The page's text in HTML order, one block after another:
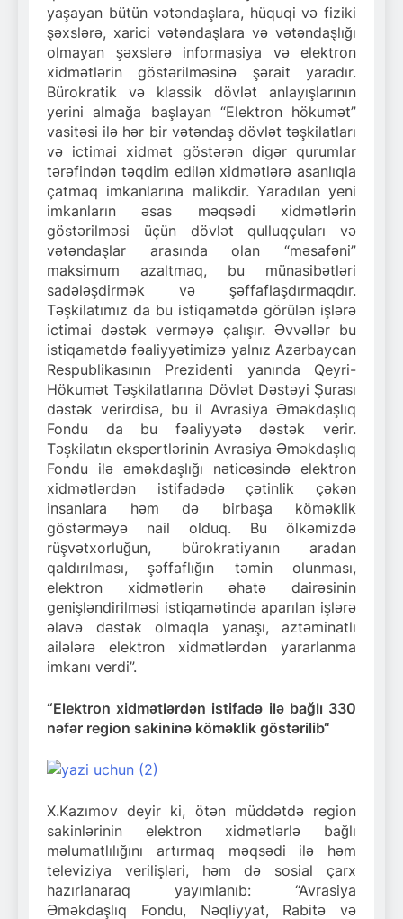
yaşayan bütün vətəndaşlara, hüquqi və fiziki
şəxslərə, xarici vətəndaşlara və vətəndaşlığı
olmayan şəxslərə informasiya və elektron
xidmətlərin göstərilməsinə şərait yaradır.
Bürokratik və klassik dövlət anlayışlarının
yerini almağa başlayan “Elektron hökumət”
vasitəsi ilə hər bir vətəndaş dövlət təşkilatları
və ictimai xidmət göstərən digər qurumlar
tərəfindən təqdim edilən xidmətlərə asanlıqla
çatmaq imkanlarına malikdir. Yaradılan yeni
imkanların əsas məqsədi xidmətlərin
göstərilməsi üçün dövlət qulluqçuları və
vətəndaşlar arasında olan “məsafəni”
maksimum azaltmaq, bu münasibətləri
sadələşdirmək və şəffaflaşdırmaqdır.
Təşkilatımız da bu istiqamətdə görülən işlərə
ictimai dəstək verməyə çalışır. Əvvəllər bu
istiqamətdə fəaliyyətimizə yalnız Azərbaycan
Respublikasının Prezidenti yanında Qeyri-
Hökumət Təşkilatlarına Dövlət Dəstəyi Şurası
dəstək verirdisə, bu il Avrasiya Əməkdaşlıq
Fondu da bu fəaliyyətə dəstək verir.
Təşkilatın ekspertlərinin Avrasiya Əməkdaşlıq
Fondu ilə əməkdaşlığı nəticəsində elektron
xidmətlərdən istifadədə çətinlik çəkən
insanlara həm də birbaşa köməklik
göstərməyə nail olduq. Bu ölkəmizdə
rüşvətxorluğun, bürokratiyanın aradan
qaldırılması, şəffaflığın təmin olunması,
elektron xidmətlərin əhatə dairəsinin
genişləndirilməsi istiqamətində aparılan işlərə
əlavə dəstək olmaqla yanaşı, aztəminatlı
ailələrə elektron xidmətlərdən yararlanma
imkanı verdi”.
“Elektron xidmətlərdən istifadə ilə bağlı 330
nəfər region sakininə köməklik göstərilib“
X.Kazımov deyir ki, ötən müddətdə region
sakinlərinin elektron xidmətlərlə bağlı
məlumatlılığını artırmaq məqsədi ilə həm
televiziya verilişləri, həm də sosial çarx
hazırlanaraq yayımlanıb: “Avrasiya
Əməkdaşlıq Fondu, Nəqliyyat, Rabitə və